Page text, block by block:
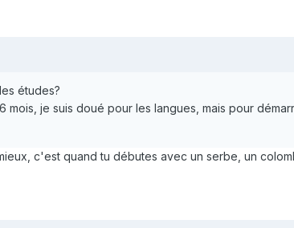
études?
mois, je suis doué pour les langues, mais pour
c'est quand tu débutes avec un serbe, un